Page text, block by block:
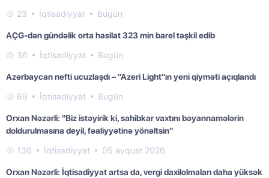
23 İqtisadiyyat Bugün
AÇG-dən gündəlik orta hasilat 323 min barel təşkil edib
36 İqtisadiyyat Bugün
Azərbaycan nefti ucuzlaşdı – "Azeri Light"ın yeni qiyməti açıqlandı
69 İqtisadiyyat Bugün
Orxan Nəzərli: "Biz istəyirik ki, sahibkar vaxtını bəyannamələrin
doldurulmasına deyil, fəaliyyətinə yönəltsin"
136 İqtisadiyyat 05 avqust 2026
Orxan Nəzərli: İqtisadiyyat artsa da, vergi daxilolmaları daha yüksək